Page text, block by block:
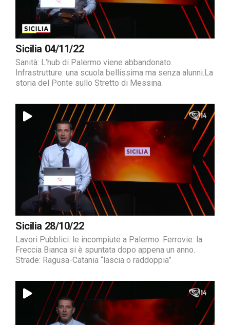
Sicilia 04/11/22
Sanità: L’hub di Palermo viene abbandonato.
Infrastrutture: una scuola bellissima ma senza alunni.La
storia del Ponte sullo Stretto di Messina.
Sicilia 28/10/22
Lavori Pubblici: le incompiute a Palermo. Ferrovie: la
Freccia Bianca si è spuntata dopo appena un anno.
Strade: Ragusa-Catania “lascia o raddoppia”